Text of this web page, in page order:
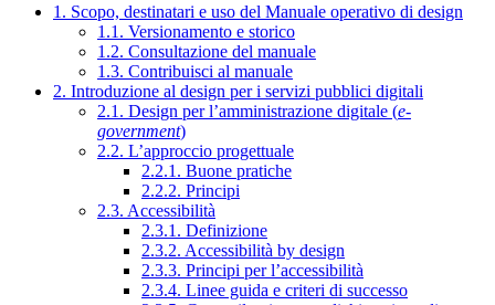
1. Scopo, destinatari e uso del Manuale operativo di design
1.1. Versionamento e storico
1.2. Consultazione del manuale
1.3. Contribuisci al manuale
2. Introduzione al design per i servizi pubblici digitali
2.1. Design per l’amministrazione digitale (e-
government)
2.2. L’approccio progettuale
2.2.1. Buone pratiche
2.2.2. Principi
2.3. Accessibilità
2.3.1. Definizione
2.3.2. Accessibilità by design
2.3.3. Principi per l’accessibilità
2.3.4. Linee guida e criteri di successo